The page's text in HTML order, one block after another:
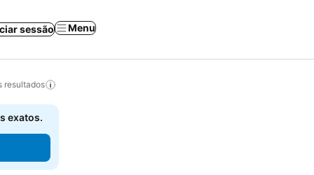
sessão Menu
resultados
exatos.